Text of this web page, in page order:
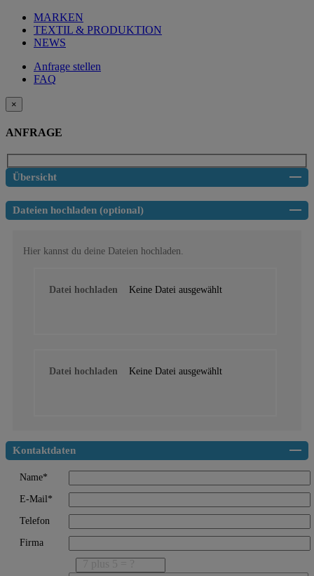
MARKEN
TEXTIL & PRODUKTION
NEWS
Anfrage stellen
FAQ
×
ANFRAGE
Übersicht
Dateien hochladen (optional)
Hier kannst du deine Dateien hochladen.
Datei hochladen Keine Datei ausgewählt
Datei hochladen Keine Datei ausgewählt
Kontaktdaten
Name*
E-Mail*
Telefon
Firma